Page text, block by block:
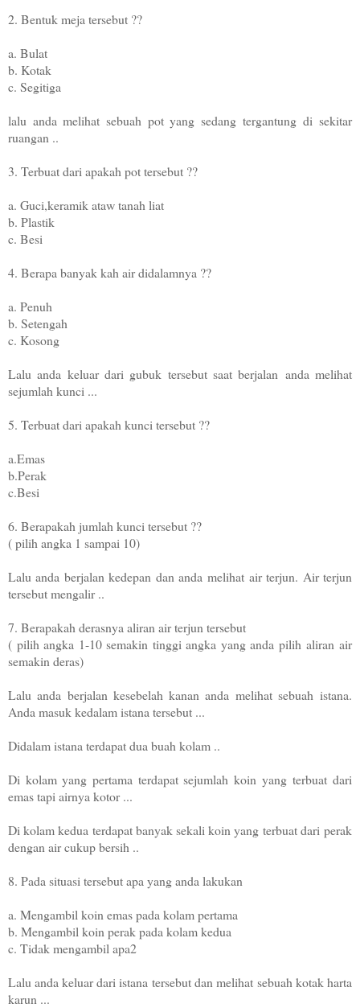
2. Bentuk meja tersebut ??
a. Bulat
b. Kotak
c. Segitiga
lalu anda melihat sebuah pot yang sedang tergantungdi sekitar
ruangan ..
3. Terbuat dari apakah pot tersebut ??
a. Guci,keramik ataw tanah liat
b. Plastik
c. Besi
4. Berapa banyak kah air didalamnya ??
a. Penuh
b. Setengah
c. Kosong
Lalu anda keluar dari gubuk tersebut saat berjalan anda melihat
sejumlah kunci ...
5. Terbuat dari apakah kunci tersebut ??
a.Emas
b.Perak
c.Besi
6. Berapakah jumlah kunci tersebut ??
( pilih angka 1 sampai 10)
Lalu anda berjalan kedepan dan andamelihat air terjun. Air terjun
tersebut mengalir ..
7. Berapakah derasnya aliran air terjun tersebut
( pilih angka 1-10 semakin tinggi angka yang anda pilihaliran air
semakin deras)
Lalu anda berjalan kesebelah kanan anda melihat sebuah istana.
Anda masuk kedalam istana tersebut ...
Didalam istana terdapat dua buah kolam ..
Di kolam yang pertama terdapat sejumlah koin yangterbuat dari
emas tapi airnya kotor ...
Di kolam kedua terdapat banyak sekali koin yang terbuat dari perak
dengan air cukup bersih ..
8. Pada situasi tersebut apa yang anda lakukan
a. Mengambil koin emas pada kolam pertama
b. Mengambil koin perak pada kolam kedua
c. Tidak mengambil apa2
Lalu anda keluar dari istana tersebut dan melihat sebuah kotak harta
karun ...